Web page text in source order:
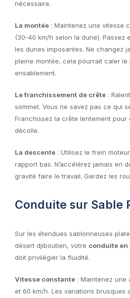
nécessaire.
La montée : Maintenez une vitesse
(30-40 km/h selon la dune). Passez
les dunes imposantes. Ne changez
pleine montée, cela pourrait caler
ensablement.
Le franchissement de crête :
sommet. Vous ne savez pas ce qui
Franchissez la crête lentement pour
décolle.
La descente : Utilisez le frein
rapport bas. N’accélérez jamais en
gravité faire le travail. Gardez les
Conduite sur Sable
Sur les étendues sablonneuses
désert djiboutien, votre conduite en
doit privilégier la fluidité.
Vitesse constante : Maintenez une
et 60 km/h. Les variations brusques